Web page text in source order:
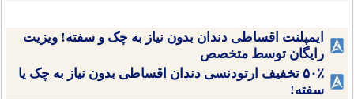
ایمپلنت اقساطی دندان بدون نیاز به چک و سفته! ویزیت
رایگان توسط متخصص
۵۰٪ تخفیف ارتودنسی دندان اقساطی بدون نیاز به چک یا
سفته!